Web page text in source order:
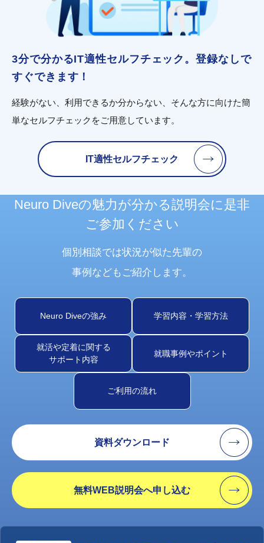
3分で分かるIT適性セルフチェック。登録なしで
すぐできます！
経験がない、利用できるか分からない、そんな方に向けた簡
単なセルフチェックをご用意しています。
IT適性セルフチェック
Neuro Diveの魅力が分かる説明会に是非
ご参加ください
個別相談では状況が似た先輩の
事例などもご紹介します。
Neuro Diveの強み 学習内容・学習方法
就活や定着に関する
サポート内容
就職事例やポイント
ご利用の流れ
資料ダウンロード
無料WEB説明会へ申し込む